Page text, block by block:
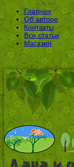
Главная
Об авторе
Контакты
Все статьи
Магазин